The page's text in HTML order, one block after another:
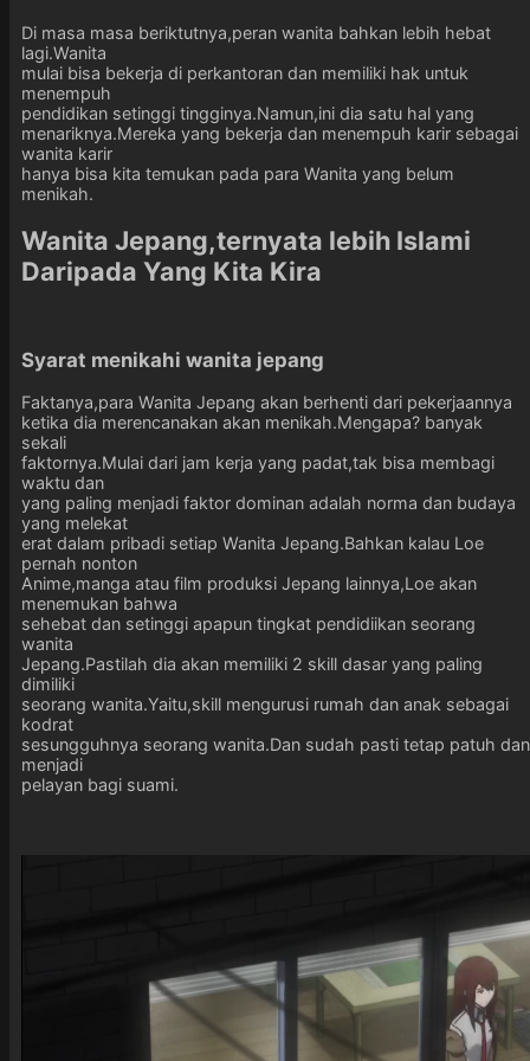
Di masa masa beriktutnya,peran wanita bahkan lebih hebat
lagi.Wanita
mulai bisa bekerja di perkantoran dan memiliki hak untuk
menempuh
pendidikan setinggi tingginya.Namun,ini dia satu hal yang
menariknya.Mereka yang bekerja dan menempuh karir sebagai
wanita karir
hanya bisa kita temukan pada para Wanita yang belum
menikah.
Wanita Jepang,ternyata lebih Islami
Daripada Yang Kita Kira
Syarat menikahi wanita jepang
Faktanya,para Wanita Jepang akan berhenti dari pekerjaannya
ketika dia merencanakan akan menikah.Mengapa? banyak
sekali
faktornya.Mulai dari jam kerja yang padat,tak bisa membagi
waktu dan
yang paling menjadi faktor dominan adalah norma dan budaya
yang melekat
erat dalam pribadi setiap Wanita Jepang.Bahkan kalau Loe
pernah nonton
Anime,manga atau film produksi Jepang lainnya,Loe akan
menemukan bahwa
sehebat dan setinggi apapun tingkat pendidiikan seorang
wanita
Jepang.Pastilah dia akan memiliki 2 skill dasar yang paling
dimiliki
seorang wanita.Yaitu,skill mengurusi rumah dan anak sebagai
kodrat
sesungguhnya seorang wanita.Dan sudah pasti tetap patuh dan
menjadi
pelayan bagi suami.